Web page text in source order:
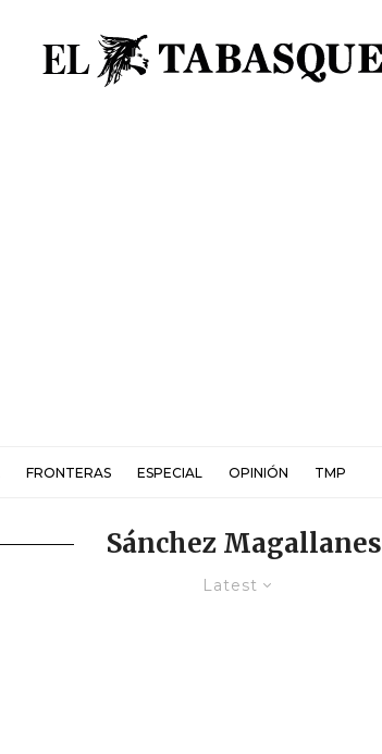
FRONTERAS ESPECIAL OPINIÓN TMP
Sánchez Magallanes
Latest